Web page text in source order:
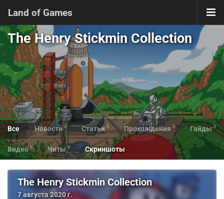
Land of Games
The Henry Stickmin Collection
Все Новости 0 Статьи 0 Прохождения 0 Гайды 0
Видео 0 Читы 0 Скриншоты
The Henry Stickmin Collection
7 августа 2020 г.